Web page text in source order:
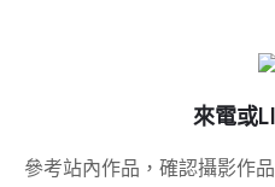
來電或
參考站內作品，確認攝影作